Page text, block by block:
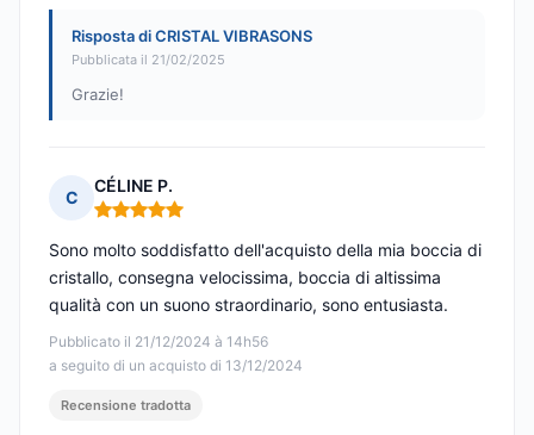
Risposta di CRISTAL VIBRASONS
Pubblicata il 21/02/2025
Grazie!
C
CÉLINE P.
Nota: 5 su 5
Pubblicato il 21/12/2024 à 14h56
a seguito di un acquisto di 13/12/2024
Sono molto soddisfatto dell'acquisto della mia boccia di
cristallo, consegna velocissima, boccia di altissima
qualità con un suono straordinario, sono entusiasta.
Recensione tradotta